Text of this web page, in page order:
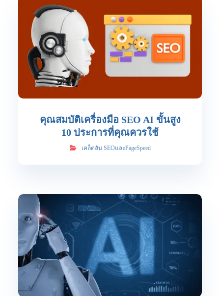
คุณสมบัติเครื่องมือ SEO AI ขั้นสูง
10 ประการที่คุณควรใช้
เคล็ดลับ SEOและPageSpeed